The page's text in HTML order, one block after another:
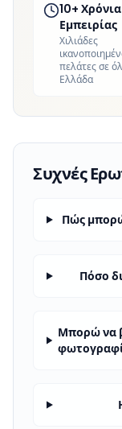
10+ Χρόνια
Εμπειρίας
Χιλιάδες
πελάτες σε
Ελλάδα
Συχνές
Πώς
Πόσο
Μπορώ να